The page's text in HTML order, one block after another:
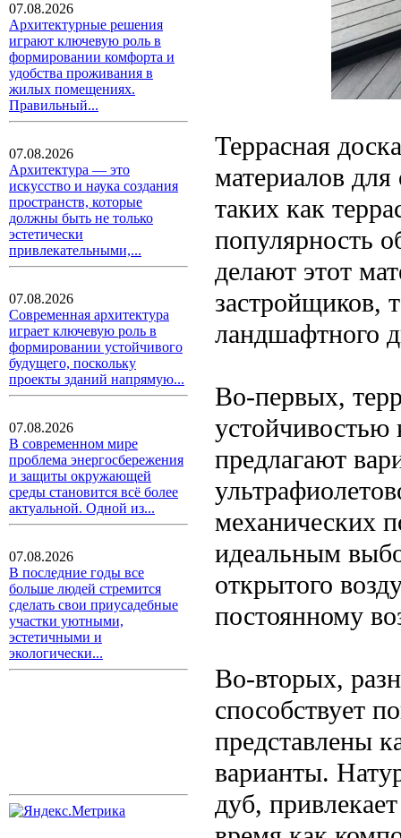
07.08.2026
Архитектурные решения
играют ключевую роль в
формировании комфорта и
удобства проживания в
жилых помещениях.
Правильный...
07.08.2026
Архитектура — это
искусство и наука создания
пространств, которые
должны быть не только
эстетически
привлекательными,...
07.08.2026
Современная архитектура
играет ключевую роль в
формировании устойчивого
будущего, поскольку
проекты зданий напрямую...
07.08.2026
В современном мире
проблема энергосбережения
и защиты окружающей
среды становится всё более
актуальной. Одной из...
07.08.2026
В последние годы все
больше людей стремится
сделать свои приусадебные
участки уютными,
эстетичными и
экологически...
Террасная
материалов
таких как
популярность
делают этот
застройщиков,
ландшафтного
Во-первых,
предлагают
механических
идеальным
открытого
постоянному
Во-вторых,
способствует
представлены
варианты.
дуб,